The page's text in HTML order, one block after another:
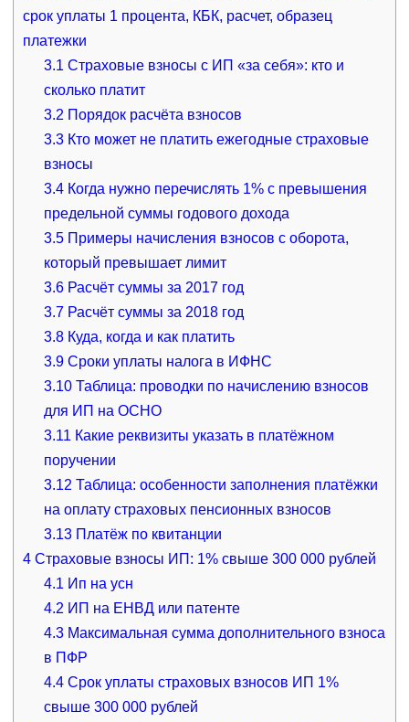
срок уплаты 1 процента, КБК, расчет, образец
платежки
3.1 Страховые взносы с ИП «за себя»: кто и
сколько платит
3.2 Порядок расчёта взносов
3.3 Кто может не платить ежегодные страховые
взносы
3.4 Когда нужно перечислять 1% с превышения
предельной суммы годового дохода
3.5 Примеры начисления взносов с оборота,
который превышает лимит
3.6 Расчёт суммы за 2017 год
3.7 Расчёт суммы за 2018 год
3.8 Куда, когда и как платить
3.9 Сроки уплаты налога в ИФНС
3.10 Таблица: проводки по начислению взносов
для ИП на ОСНО
3.11 Какие реквизиты указать в платёжном
поручении
3.12 Таблица: особенности заполнения платёжки
на оплату страховых пенсионных взносов
3.13 Платёж по квитанции
4Страховые взносы ИП: 1% свыше 300 000 рублей
4.1 Ип на усн
4.2 ИП на ЕНВД или патенте
4.3 Максимальная сумма дополнительного взноса
в ПФР
4.4 Срок уплаты страховых взносов ИП 1%
свыше 300 000 рублей